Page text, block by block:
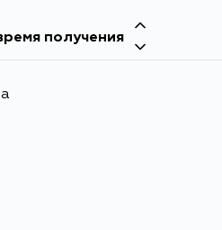
получения